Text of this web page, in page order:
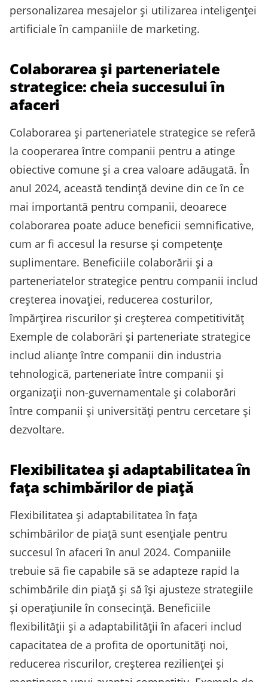
personalizarea mesajelor și utilizarea inteligenței
artificiale în campaniile de marketing.
Colaborarea și parteneriatele
strategice: cheia succesului în
afaceri
Colaborarea și parteneriatele strategice se referă
la cooperarea între companii pentru a atinge
obiective comune și a crea valoare adăugată. În
anul 2024, această tendință devine din ce în ce
mai importantă pentru companii, deoarece
colaborarea poate aduce beneficii semnificative,
cum ar fi accesul la resurse și competențe
suplimentare. Beneficiile colaborării și a
parteneriatelor strategice pentru companii includ
creșterea inovației, reducerea costurilor,
împărțirea riscurilor și creșterea competitivităț
Exemple de colaborări și parteneriate strategice
includ alianțe între companii din industria
tehnologică, parteneriate între companii și
organizații non-guvernamentale și colaborări
între companii și universități pentru cercetare și
dezvoltare.
Flexibilitatea și adaptabilitatea în
fața schimbărilor de piață
Flexibilitatea și adaptabilitatea în fața
schimbărilor de piață sunt esențiale pentru
succesul în afaceri în anul 2024. Companiile
trebuie să fie capabile să se adapteze rapid la
schimbările din piață și să își ajusteze strategiile
și operațiunile în consecință. Beneficiile
flexibilității și a adaptabilității în afaceri includ
capacitatea de a profita de oportunități noi,
reducerea riscurilor, creșterea rezilienței și